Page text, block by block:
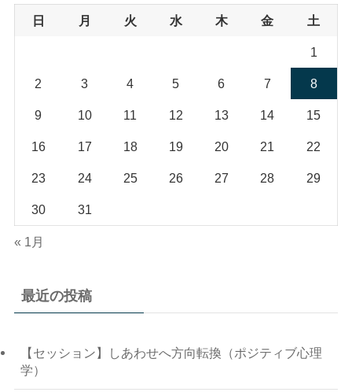
日 月 火 水 木 金 土
1
2 3 4 5 6 7 8
9 10 11 12 13 14 15
16 17 18 19 20 21 22
23 24 25 26 27 28 29
30 31
« 1月
最近の投稿
【セッション】しあわせへ方向転換（ポジティブ心理
学）